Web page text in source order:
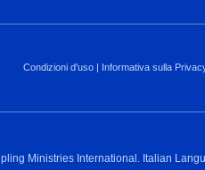
Condizioni d'uso| Informativa sulla
Ministries International. Italian